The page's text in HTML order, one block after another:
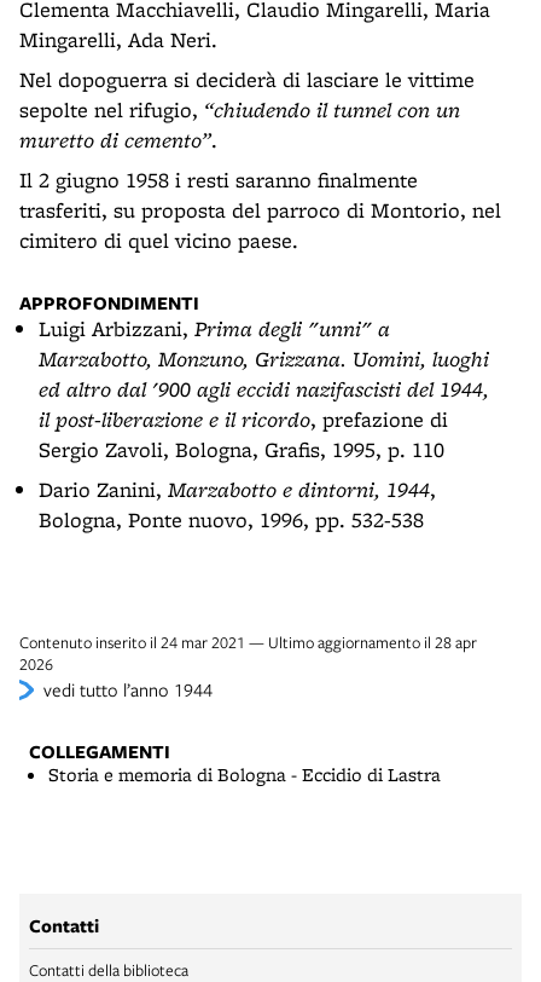
Clementa Macchiavelli, Claudio Mingarelli, Maria
Mingarelli, Ada Neri.
Nel dopoguerra si deciderà di lasciare le vittime
sepolte nel rifugio, “chiudendo il tunnel con un
muretto di cemento”.
Il 2 giugno 1958 i resti saranno finalmente
trasferiti, su proposta del parroco di Montorio, nel
cimitero di quel vicino paese.
APPROFONDIMENTI
Luigi Arbizzani, Prima degli "unni" a
Marzabotto, Monzuno, Grizzana. Uomini, luoghi
ed altro dal '900 agli eccidi nazifascisti del 1944,
il post-liberazione e il ricordo, prefazione di
Sergio Zavoli, Bologna, Grafis, 1995, p. 110
Dario Zanini, Marzabotto e dintorni, 1944,
Bologna, Ponte nuovo, 1996, pp. 532-538
Contenuto inserito il 24 mar 2021 — Ultimo aggiornamento il 28 apr
2026
vedi tutto l’anno 1944
COLLEGAMENTI
Storia e memoria di Bologna - Eccidio di Lastra
Contatti
Contatti della biblioteca